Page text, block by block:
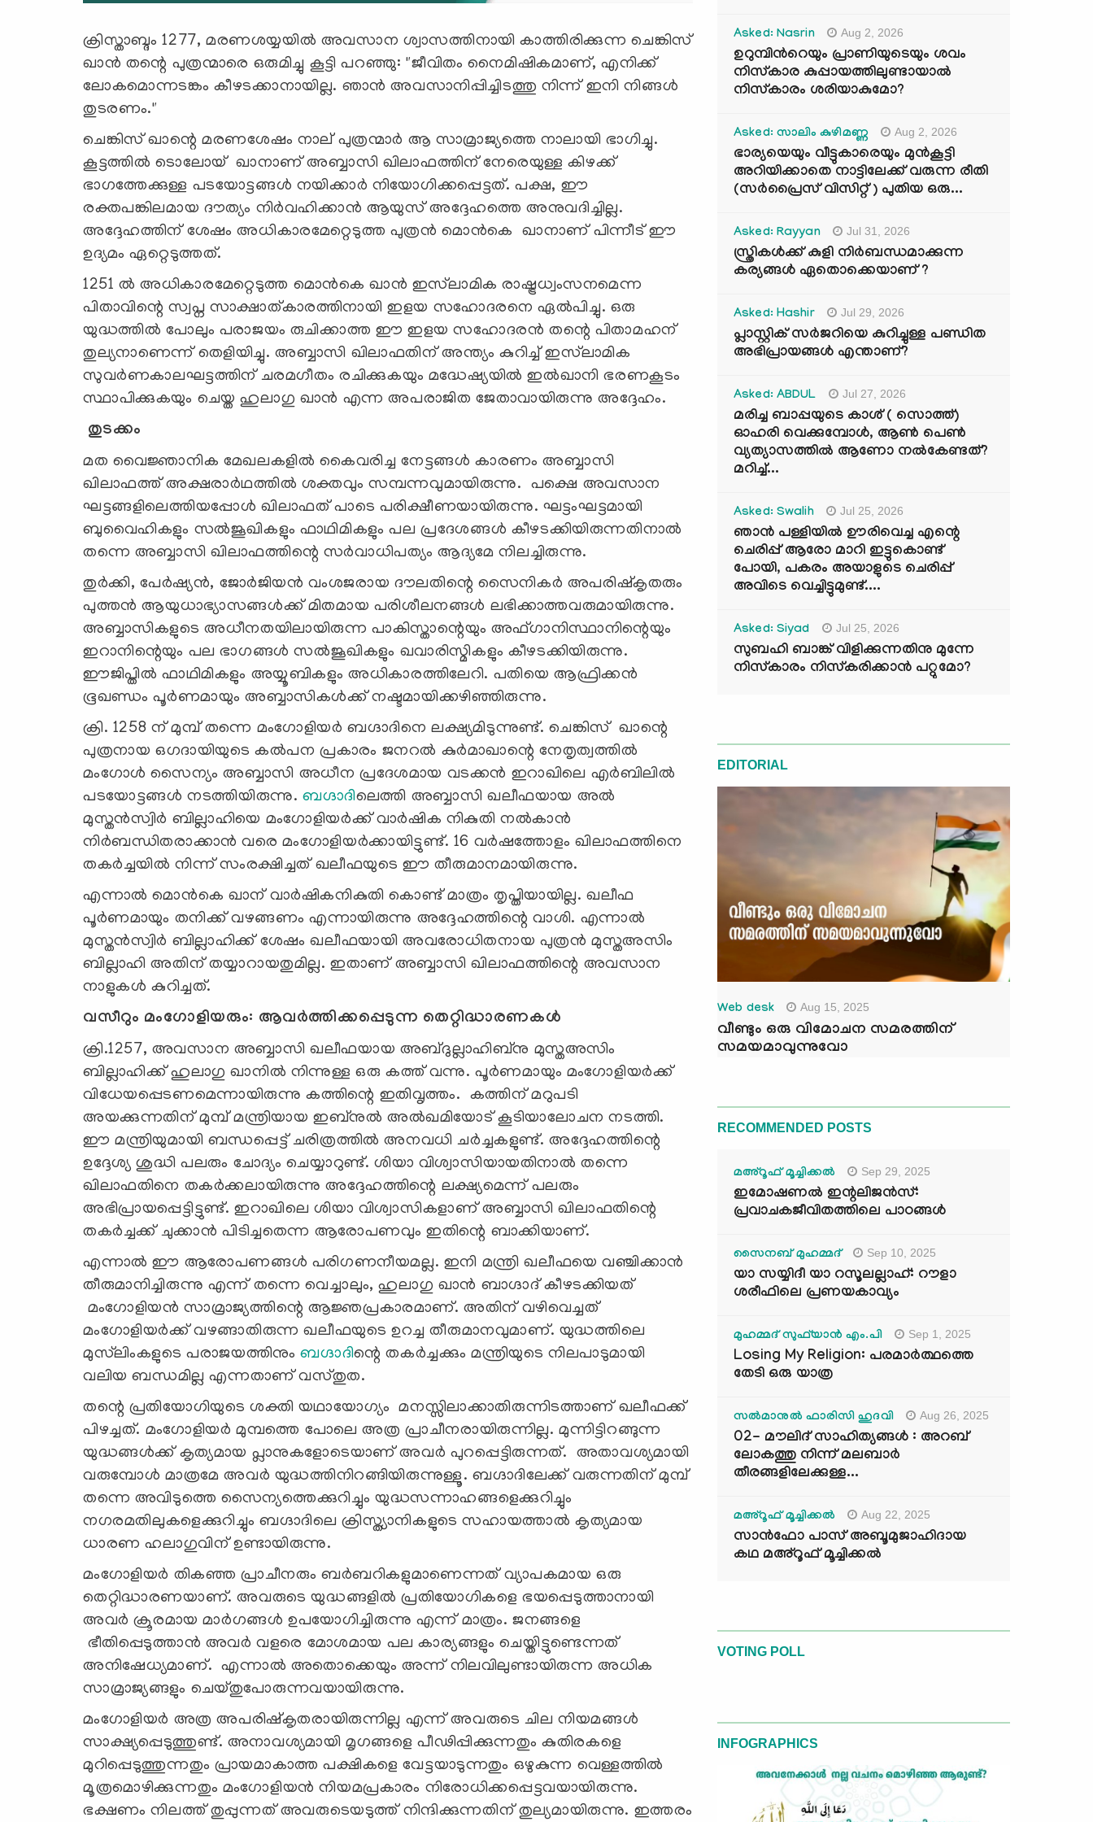
ക്രിസ്താബ്ദം 1277, മരണശയ്യയിൽ അവസാന ശ്വാസത്തിനായി കാത്തിരിക്കുന്ന ചെങ്കിസ്
ഖാൻ തന്റെ പുത്രന്മാരെ ഒരുമിച്ചു കൂട്ടി പറഞ്ഞു: "ജീവിതം നൈമിഷികമാണ്, എനിക്ക്
ലോകമൊന്നടങ്കം കീഴടക്കാനായില്ല. ഞാൻ അവസാനിപ്പിച്ചിടത്തു നിന്ന് ഇനി നിങ്ങൾ
തുടരണം."
ചെങ്കിസ് ഖാന്റെ മരണശേഷം നാല് പുത്രന്മാർ ആ സാമ്രാജ്യത്തെ നാലായി ഭാഗിച്ചു.
കൂട്ടത്തിൽ ടൊലോയ് ഖാനാണ് അബ്ബാസി ഖിലാഫത്തിന് നേരെയുള്ള കിഴക്ക്
ഭാഗത്തേക്കുള്ള പടയോട്ടങ്ങൾ നയിക്കാർ നിയോഗിക്കപ്പെട്ടത്. പക്ഷ, ഈ
രക്തപങ്കിലമായ ദൗത്യം നിർവഹിക്കാൻ ആയുസ് അദ്ദേഹത്തെ അനുവദിച്ചില്ല.
അദ്ദേഹത്തിന് ശേഷം അധികാരമേറ്റെടുത്ത പുത്രൻ മൊൻകെ ഖാനാണ് പിന്നീട് ഈ
ഉദ്യമം ഏറ്റെടുത്തത്.
1251 ൽ അധികാരമേറ്റെടുത്ത മൊൻകെ ഖാൻ ഇസ്‍ലാമിക രാഷ്ട്രധ്വംസനമെന്ന
പിതാവിന്റെ സ്വപ്ന സാക്ഷാത്കാരത്തിനായി ഇളയ സഹോദരനെ ഏൽപിച്ചു. ഒരു
യുദ്ധത്തിൽ പോലും പരാജയം രുചിക്കാത്ത ഈ ഇളയ സഹോദരൻ തന്റെ പിതാമഹന്
തുല്യനാണെന്ന് തെളിയിച്ചു. അബ്ബാസി ഖിലാഫതിന് അന്ത്യം കുറിച്ച് ഇസ്‍ലാമിക
സുവർണകാലഘട്ടത്തിന് ചരമഗീതം രചിക്കുകയും മദ്ധേഷ്യയിൽ ഇൽഖാനി ഭരണകൂടം
സ്ഥാപിക്കുകയും ചെയ്ത ഹുലാഗു ഖാൻ എന്ന അപരാജിത ജേതാവായിരുന്നു അദ്ദേഹം.
തുടക്കം
മത വൈജ്ഞാനിക മേഖലകളിൽ കൈവരിച്ച നേട്ടങ്ങൾ കാരണം അബ്ബാസി
ഖിലാഫത്ത് അക്ഷരാർഥത്തിൽ ശക്തവും സമ്പന്നവുമായിരുന്നു. പക്ഷെ അവസാന
ഘട്ടങ്ങളിലെത്തിയപ്പോൾ ഖിലാഫത് പാടെ പരിക്ഷീണയായിരുന്നു. ഘട്ടംഘട്ടമായി
ബുവൈഹികളും സൽജൂഖികളും ഫാഥിമികളും പല പ്രദേശങ്ങൾ കീഴടക്കിയിരുന്നതിനാൽ
തന്നെ അബ്ബാസി ഖിലാഫത്തിന്റെ സർവാധിപത്യം ആദ്യമേ നിലച്ചിരുന്നു.
തുർക്കി, പേർഷ്യൻ, ജോർജിയൻ വംശജരായ ദൗലതിന്റെ സൈനികർ അപരിഷ്കൃതരും
പുത്തൻ ആയുധാഭ്യാസങ്ങൾക്ക് മിതമായ പരിശീലനങ്ങൾ ലഭിക്കാത്തവരുമായിരുന്നു.
അബ്ബാസികളുടെ അധീനതയിലായിരുന്ന പാകിസ്താന്റെയും അഫ്ഗാനിസ്ഥാനിന്റെയും
ഇറാനിന്റെയും പല ഭാഗങ്ങൾ സൽജൂഖികളും ഖവാരിസ്മികളും കീഴടക്കിയിരുന്നു.
ഈജിപ്തിൽ ഫാഥിമികളും അയ്യൂബികളും അധികാരത്തിലേറി. പതിയെ ആഫ്രിക്കൻ
ഭൂഖണ്ഡം പൂർണമായും അബ്ബാസികൾക്ക് നഷ്ടമായിക്കഴിഞ്ഞിരുന്നു.
ക്രി. 1258 ന് മുമ്പ് തന്നെ മംഗോളിയർ ബഗ്ദാദിനെ ലക്ഷ്യമിടുന്നുണ്ട്. ചെങ്കിസ് ഖാന്റെ
പുത്രനായ ഒഗദായിയുടെ കൽപന പ്രകാരം ജനറൽ കുർമാഖാന്റെ നേതൃത്വത്തിൽ
മംഗോൾ സൈന്യം അബ്ബാസി അധീന പ്രദേശമായ വടക്കൻ ഇറാഖിലെ എർബിലിൽ
പടയോട്ടങ്ങൾ നടത്തിയിരുന്നു. ബഗ്ദാദിലെത്തി അബ്ബാസി ഖലീഫയായ അൽ
മുസ്തൻസ്വിർ ബില്ലാഹിയെ മംഗോളിയർക്ക് വാർഷിക നികുതി നൽകാൻ
നിർബന്ധിതരാക്കാൻ വരെ മംഗോളിയർക്കായിട്ടുണ്ട്. 16 വർഷത്തോളം ഖിലാഫത്തിനെ
തകർച്ചയിൽ നിന്ന് സംരക്ഷിച്ചത് ഖലീഫയുടെ ഈ തീരുമാനമായിരുന്നു.
എന്നാൽ മൊൻകെ ഖാന് വാർഷികനികുതി കൊണ്ട് മാത്രം തൃപ്തിയായില്ല. ഖലീഫ
പൂർണമായും തനിക്ക് വഴങ്ങണം എന്നായിരുന്നു അദ്ദേഹത്തിന്റെ വാശി. എന്നാൽ
മുസ്തൻസ്വിർ ബില്ലാഹിക്ക് ശേഷം ഖലീഫയായി അവരോധിതനായ പുത്രൻ മുസ്തഅസിം
ബില്ലാഹി അതിന് തയ്യാറായതുമില്ല. ഇതാണ് അബ്ബാസി ഖിലാഫത്തിന്റെ അവസാന
നാളുകൾ കുറിച്ചത്.
വസീറും മംഗോളിയരും: ആവർത്തിക്കപ്പെടുന്ന തെറ്റിദ്ധാരണകൾ
ക്രി.1257, അവസാന അബ്ബാസി ഖലീഫയായ അബ്ദുല്ലാഹിബ്നു മുസ്തഅസിം
ബില്ലാഹിക്ക് ഹുലാഗു ഖാനിൽ നിന്നുള്ള ഒരു കത്ത് വന്നു. പൂർണമായും മംഗോളിയർക്ക്
വിധേയപ്പെടണമെന്നായിരുന്നു കത്തിന്റെ ഇതിവൃത്തം. കത്തിന് മറുപടി
അയക്കുന്നതിന് മുമ്പ് മന്ത്രിയായ ഇബ്നുൽ അൽഖമിയോട് കൂടിയാലോചന നടത്തി.
ഈ മന്ത്രിയുമായി ബന്ധപ്പെട്ട് ചരിത്രത്തിൽ അനവധി ചർച്ചകളുണ്ട്. അദ്ദേഹത്തിന്റെ
ഉദ്ദേശ്യ ശുദ്ധി പലരും ചോദ്യം ചെയ്യാറുണ്ട്. ശിയാ വിശ്വാസിയായതിനാൽ തന്നെ
ഖിലാഫതിനെ തകർക്കലായിരുന്നു അദ്ദേഹത്തിന്റെ ലക്ഷ്യമെന്ന് പലരും
അഭിപ്രായപ്പെട്ടിട്ടുണ്ട്. ഇറാഖിലെ ശിയാ വിശ്വാസികളാണ് അബ്ബാസി ഖിലാഫതിന്റെ
തകർച്ചക്ക് ചുക്കാൻ പിടിച്ചതെന്ന ആരോപണവും ഇതിന്റെ ബാക്കിയാണ്.
എന്നാൽ ഈ ആരോപണങ്ങൾ പരിഗണനീയമല്ല. ഇനി മന്ത്രി ഖലീഫയെ വഞ്ചിക്കാൻ
തീരുമാനിച്ചിരുന്നു എന്ന് തന്നെ വെച്ചാലും, ഹുലാഗു ഖാൻ ബാഗ്ദാദ് കീഴടക്കിയത്
മംഗോളിയൻ സാമ്രാജ്യത്തിന്റെ ആജ്ഞപ്രകാരമാണ്. അതിന് വഴിവെച്ചത്
മംഗോളിയർക്ക് വഴങ്ങാതിരുന്ന ഖലീഫയുടെ ഉറച്ച തീരുമാനവുമാണ്. യുദ്ധത്തിലെ
മുസ്‍ലിംകളുടെ പരാജയത്തിനുംബഗ്ദാദിന്റെ തകർച്ചക്കും മന്ത്രിയുടെ നിലപാടുമായി
വലിയ ബന്ധമില്ല എന്നതാണ് വസ്തുത.
തന്റെ പ്രതിയോഗിയുടെ ശക്തി യഥായോഗ്യം മനസ്സിലാക്കാതിരുന്നിടത്താണ് ഖലീഫക്ക്
പിഴച്ചത്. മംഗോളിയർ മുമ്പത്തെ പോലെ അത്ര പ്രാചീനരായിരുന്നില്ല. മുന്നിട്ടിറങ്ങുന്ന
യുദ്ധങ്ങൾക്ക് കൃത്യമായ പ്ലാനുകളോടെയാണ് അവർ പുറപ്പെട്ടിരുന്നത്. അതാവശ്യമായി
വരുമ്പോൾ മാത്രമേ അവർ യുദ്ധത്തിനിറങ്ങിയിരുന്നുള്ളൂ. ബഗ്ദാദിലേക്ക് വരുന്നതിന് മുമ്പ്
തന്നെ അവിടുത്തെ സൈന്യത്തെക്കുറിച്ചും യുദ്ധസന്നാഹങ്ങളെക്കുറിച്ചും
നഗരമതിലുകളെക്കുറിച്ചും ബഗ്ദാദിലെ ക്രിസ്ത്യാനികളുടെ സഹായത്താൽ കൃത്യമായ
ധാരണ ഹലാഗുവിന് ഉണ്ടായിരുന്നു.
മംഗോളിയർ തികഞ്ഞ പ്രാചീനരും ബർബറികളുമാണെന്നത് വ്യാപകമായ ഒരു
തെറ്റിദ്ധാരണയാണ്. അവരുടെ യുദ്ധങ്ങളിൽ പ്രതിയോഗികളെ ഭയപ്പെടുത്താനായി
അവർ ക്രൂരമായ മാർഗങ്ങൾ ഉപയോഗിച്ചിരുന്നു എന്ന് മാത്രം. ജനങ്ങളെ
ഭീതിപ്പെടുത്താൻ അവർ വളരെ മോശമായ പല കാര്യങ്ങളും ചെയ്തിട്ടുണ്ടെന്നത്
അനിഷേധ്യമാണ്. എന്നാൽ അതൊക്കെയും അന്ന് നിലവിലുണ്ടായിരുന്ന അധിക
സാമ്രാജ്യങ്ങളും ചെയ്തുപോരുന്നവയായിരുന്നു.
മംഗോളിയർ അത്ര അപരിഷ്കൃതരായിരുന്നില്ല എന്ന് അവരുടെ ചില നിയമങ്ങൾ
സാക്ഷ്യപ്പെടുത്തുണ്ട്. അനാവശ്യമായി മൃഗങ്ങളെ പീഢിപ്പിക്കുന്നതും കുതിരകളെ
മുറിപ്പെടുത്തുന്നതും പ്രായമാകാത്ത പക്ഷികളെ വേട്ടയാടുന്നതും ഒഴുകുന്ന വെള്ളത്തിൽ
മൂത്രമൊഴിക്കുന്നതും മംഗോളിയൻ നിയമപ്രകാരം നിരോധിക്കപ്പെട്ടവയായിരുന്നു.
ഭക്ഷണം നിലത്ത് തുപ്പുന്നത് അവരുടെയടുത്ത് നിന്ദിക്കുന്നതിന് തുല്യമായിരുന്നു. ഇത്തരം
Asked: Nasrin Aug 2, 2026
ഉറുമ്പിന്‍റെയും പ്രാണിയുടെയും ശവം
നിസ്കാര കുപ്പായത്തിലുണ്ടായാൽ
നിസ്കാരം ശരിയാകുമോ?
Asked: സാലിം കുഴിമണ്ണ Aug 2, 2026
ഭാര്യയെയും വീട്ടുകാരെയും മുൻകൂട്ടി
അറിയിക്കാതെ നാട്ടിലേക്ക് വരുന്ന രീതി
(സർപ്രൈസ് വിസിറ്റ് ) പുതിയ ഒരു...
Asked: Rayyan Jul 31, 2026
സ്ത്രികൾക്ക് കുളി നിർബന്ധമാക്കുന്ന
കര്യങ്ങൾ ഏതൊക്കെയാണ് ?
Asked: Hashir Jul 29, 2026
പ്ലാസ്റ്റിക് സർജറിയെ കുറിച്ചുള്ള പണ്ഡിത
അഭിപ്രായങ്ങൾ എന്താണ്?
Asked: ABDUL Jul 27, 2026
മരിച്ച ബാപ്പയുടെ കാശ് ( സൊത്ത്)
ഓഹരി വെക്കുമ്പോൾ, ആണ്‍ പെണ്‍
വ്യത്യാസത്തില്‍ ആണോ നല്‍കേണ്ടത്?
മറിച്ച്...
Asked: Swalih Jul 25, 2026
ഞാൻ പള്ളിയിൽ ഊരിവെച്ച എന്റെ
ചെരിപ്പ് ആരോ മാറി ഇട്ടുകൊണ്ട്
പോയി, പകരം അയാളുടെ ചെരിപ്പ്
അവിടെ വെച്ചിട്ടുമുണ്ട്....
Asked: Siyad Jul 25, 2026
സുബഹി ബാങ്ക് വിളിക്കുന്നതിനു മുന്നേ
നിസ്കാരം നിസ്കരിക്കാൻ പറ്റുമോ?
EDITORIAL
Web desk Aug 15, 2025
വീണ്ടും ഒരു വിമോചന സമരത്തിന്
സമയമാവുന്നുവോ
RECOMMENDED POSTS
മഅ്റൂഫ് മൂച്ചിക്കല്‍ Sep 29, 2025
ഇമോഷണൽ ഇന്റലിജൻസ്:
പ്രവാചകജീവിതത്തിലെ പാഠങ്ങൾ
സൈനബ് മുഹമ്മദ് Sep 10, 2025
യാ സയ്യിദീ യാ റസൂലല്ലാഹ്: റൗളാ
ശരീഫിലെ പ്രണയകാവ്യം
മുഹമ്മദ് സുഫ്‌യാൻ എം.പി Sep 1, 2025
Losing My Religion: പരമാർത്ഥത്തെ
തേടി ഒരു യാത്ര
സൽമാനുൽ ഫാരിസി ഹുദവി Aug 26, 2025
02- മൗലിദ് സാഹിത്യങ്ങൾ : അറബ്
ലോകത്തു നിന്ന് മലബാർ
തീരങ്ങളിലേക്കുള്ള...
മഅ്റൂഫ് മൂച്ചിക്കല്‍ Aug 22, 2025
സാൻഫോ പാസ് അബൂമുജാഹിദായ
കഥ മഅ്റൂഫ് മൂച്ചിക്കല്‍
VOTING POLL
INFOGRAPHICS